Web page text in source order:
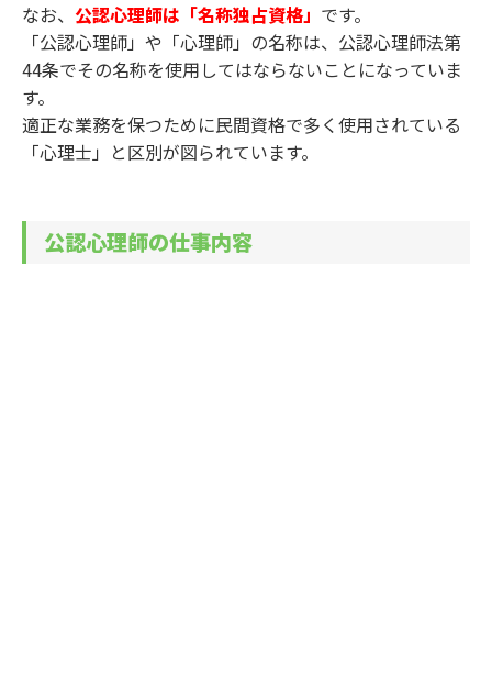
なお、 公認心理師は「名称独占資格」 です。
「公認心理師」や「心理師」の名称は、公認心理師法第
44条でその名称を使用してはならないことになっていま
す。
適正な業務を保つために民間資格で多く使用されている
「心理士」と区別が図られています。
公認心理師の仕事内容